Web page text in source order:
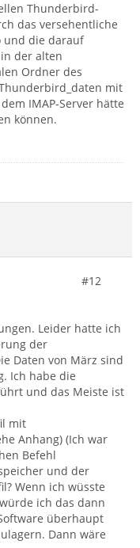
Thunderbird-
das versehentliche
und die darauf
der alten
Ordner des
mit
IMAP-Server hätte
können.
#12
Leider hatte ich
der
Daten von März sind
Ich habe die
und das Meiste ist
mit
Anhang) (Ich war
Befehl
und der
Wenn ich wüsste
ich das dann
überhaupt
Dann wäre